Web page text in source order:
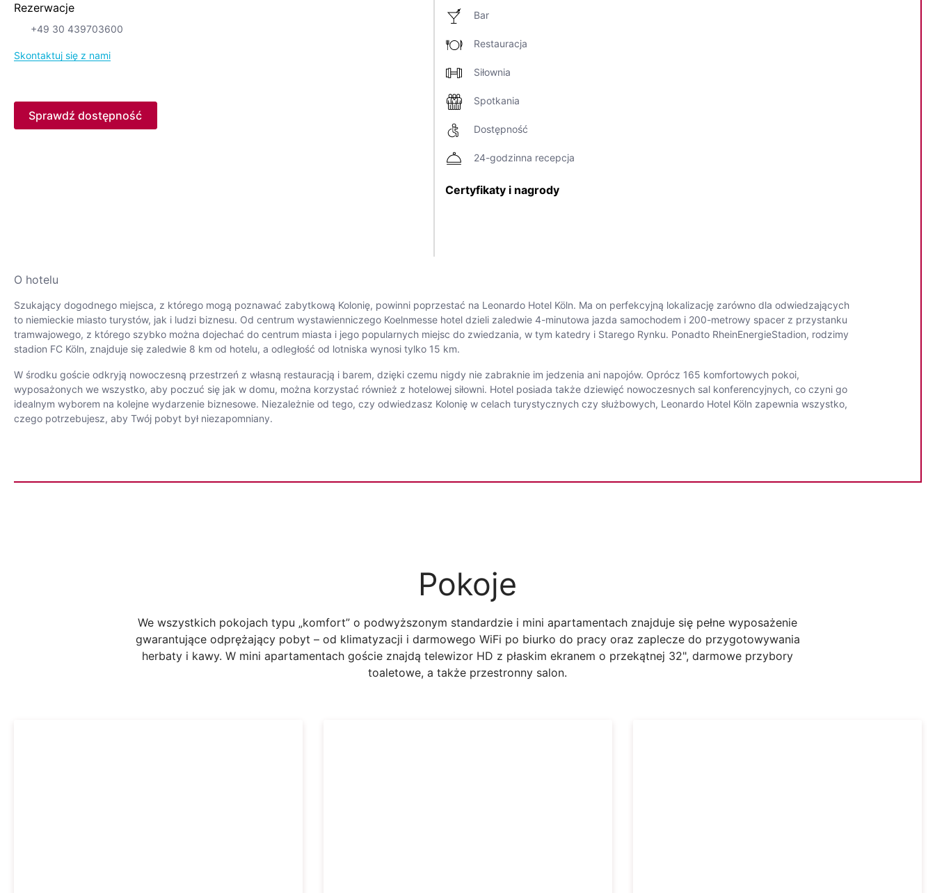
Rezerwacje
+49 30 439703600
Skontaktuj się z nami
Sprawdź dostępność
Bar
Restauracja
Siłownia
Spotkania
Dostępność
24-godzinna recepcja
Certyfikaty i nagrody
O hotelu
Szukający dogodnego miejsca, z którego mogą poznawać zabytkową Kolonię, powinni poprzestać na Leonardo Hotel Köln. Ma on perfekcyjną lokalizację zarówno dla odwiedzających
to niemieckie miasto turystów, jak i ludzi biznesu. Od centrum wystawienniczego Koelnmesse hotel dzieli zaledwie 4-minutowa jazda samochodem i 200-metrowy spacer z przystanku
tramwajowego, z którego szybko można dojechać do centrum miasta i jego popularnych miejsc do zwiedzania, w tym katedry i Starego Rynku. Ponadto RheinEnergieStadion, rodzimy
stadion FC Köln, znajduje się zaledwie 8 km od hotelu, a odległość od lotniska wynosi tylko 15 km.
W środku goście odkryją nowoczesną przestrzeń z własną restauracją i barem, dzięki czemu nigdy nie zabraknie im jedzenia ani napojów. Oprócz 165 komfortowych pokoi,
wyposażonych we wszystko, aby poczuć się jak w domu, można korzystać również z hotelowej siłowni. Hotel posiada także dziewięć nowoczesnych sal konferencyjnych, co czyni go
idealnym wyborem na kolejne wydarzenie biznesowe. Niezależnie od tego, czy odwiedzasz Kolonię w celach turystycznych czy służbowych, Leonardo Hotel Köln zapewnia wszystko,
czego potrzebujesz, aby Twój pobyt był niezapomniany.
Pokoje
We wszystkich pokojach typu „komfort” o podwyższonym standardzie i mini apartamentach znajduje się pełne wyposażenie
gwarantujące odprężający pobyt – od klimatyzacji i darmowego WiFi po biurko do pracy oraz zaplecze do przygotowywania
herbaty i kawy. W mini apartamentach goście znajdą telewizor HD z płaskim ekranem o przekątnej 32", darmowe przybory
toaletowe, a także przestronny salon.